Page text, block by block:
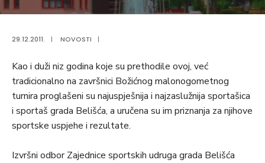
29.12.2011. | NOVOSTI |
Kao i duži niz godina koje su prethodile ovoj, već
tradicionalno na završnici Božićnog malonogometnog
turnira proglašeni su najuspješnija i najzaslužnija sportašica
i sportaš grada Belišća, a uručena su im priznanja za njihove
sportske uspjehe i rezultate.
Izvršni odbor Zajednice sportskih udruga grada Belišća